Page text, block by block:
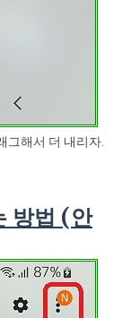
그해서 더 내리자.
방법 (안